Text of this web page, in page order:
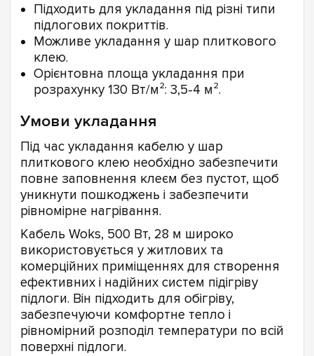
Підходить для укладання під різні типи
підлогових покриттів.
Можливе укладання у шар плиткового
клею.
Орієнтовна площа укладання при
розрахунку 130 Вт/м²: 3,5-4 м².
Умови укладання
Під час укладання кабелю у шар
плиткового клею необхідно забезпечити
повне заповнення клеєм без пустот, щоб
уникнути пошкоджень і забезпечити
рівномірне нагрівання.
Кабель Woks, 500 Вт, 28 м широко
використовується у житлових та
комерційних приміщеннях для створення
ефективних і надійних систем підігріву
підлоги. Він підходить для обігріву,
забезпечуючи комфортне тепло і
рівномірний розподіл температури по всій
поверхні підлоги.